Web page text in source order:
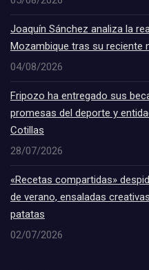
Joaquín Sánchez analiza la
Mozambique tras su reciente
04/08/2026
Fripozo ha entregado sus
promesas del deporte y
Cotillas
28/07/2026
«Recetas compartidas»
de verano, ensaladas
patatas
02/07/2026